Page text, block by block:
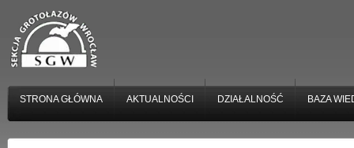
STRONA GŁÓWNA AKTUALNOŚCI DZIAŁALNOŚĆ BAZA